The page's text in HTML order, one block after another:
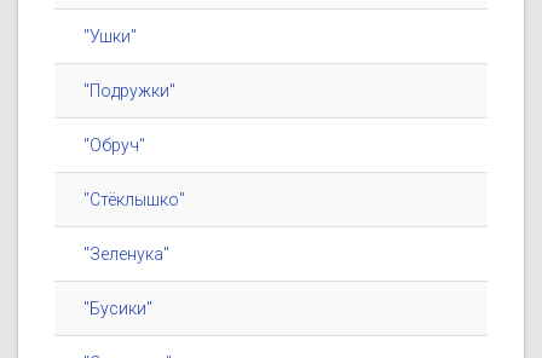
"Ушки"
"Подружки"
"Обруч"
"Стёклышко"
"Зеленука"
"Бусики"